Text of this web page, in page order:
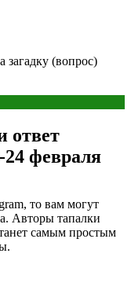
загадку (вопрос)
ответ
24 февраля
то вам могут
Авторы тапалки
самым простым